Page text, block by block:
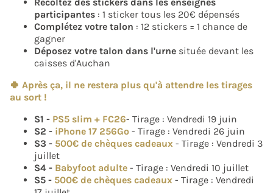
participantes : 1 sticker tous les 20€ dépensés
Complétez votre talon : 12 stickers = 1 chance de
gagner
Déposez votre talon dans l'urne située devant les
caisses d'Auchan
🍀 Après ça, il ne restera plus qu'à attendre les tirages
au sort !
S1 - PS5 slim + FC26- Tirage : Vendredi 19 juin
S2 - iPhone 17 256Go - Tirage : Vendredi 26 juin
S3 - 500€ de chèques cadeaux - Tirage : Vendredi 3
juillet
S4 - Babyfoot adulte - Tirage : Vendredi 10 juillet
S5 - 500€ de chèques cadeaux - Tirage : Vendredi